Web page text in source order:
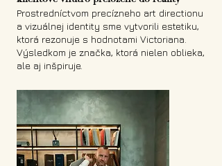
Prostredníctvom precízneho art directionu
a vizuálnej identity sme vytvorili estetiku,
ktorá rezonuje s hodnotami Victoriana.
Výsledkom je značka, ktorá nielen oblieka,
ale aj inšpiruje.